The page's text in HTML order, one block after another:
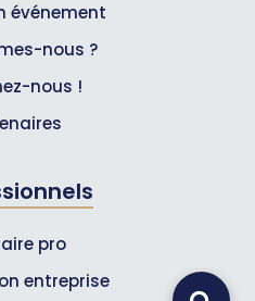
événement
nous ?
nous !
pro
entreprise